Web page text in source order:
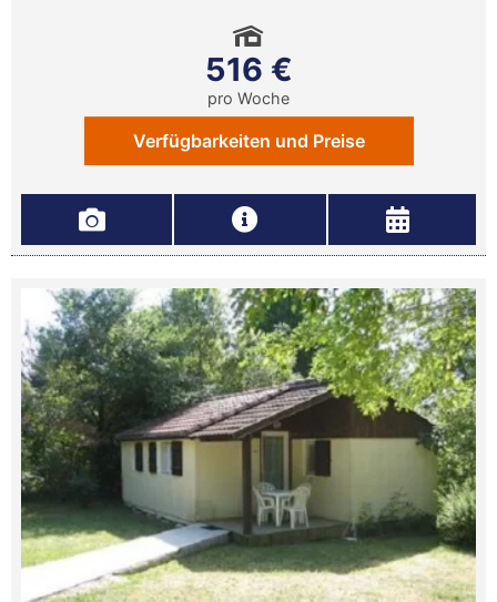
516 €
pro Woche
Verfügbarkeiten und Preise